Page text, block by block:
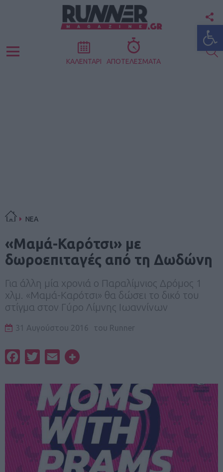
Menu ΚΑΛΕΝΤΑΡΙ ΑΠΟΤΕΛΕΣΜΑΤΑ
ΝΕΑ
«Μαμά-Καρότσι» με
δωροεπιταγές από τη Δωδώνη
Για άλλη μία χρονιά ο Παραλίμνιος Δρόμος 1
χλμ. «Μαμά-Καρότσι» θα δώσει το δικό του
στίγμα στον Γύρο Λίμνης Ιωαννίνων
31 Αυγούστου 2016 του Runner
FacebookTwitterEmail